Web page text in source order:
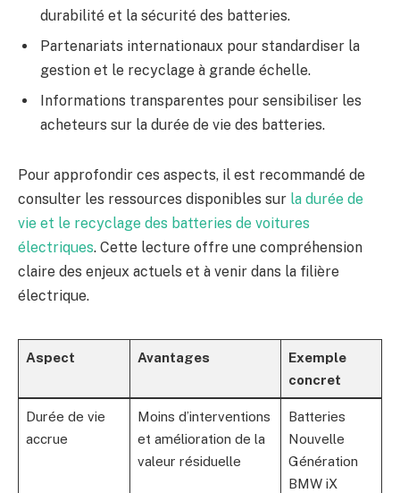
durabilité et la sécurité des batteries.
Partenariats internationaux pour standardiser la
gestion et le recyclage à grande échelle.
Informations transparentes pour sensibiliser les
acheteurs sur la durée de vie des batteries.
Pour approfondir ces aspects, il est recommandé de
consulter les ressources disponibles sur la durée de
vie et le recyclage des batteries de voitures
électriques. Cette lecture offre une compréhension
claire des enjeux actuels et à venir dans la filière
électrique.
Aspect Avantages
Exemple
concret
Durée de vie
accrue
Moins d’interventions
et amélioration de la
valeur résiduelle
Batteries
Nouvelle
Génération
BMW iX